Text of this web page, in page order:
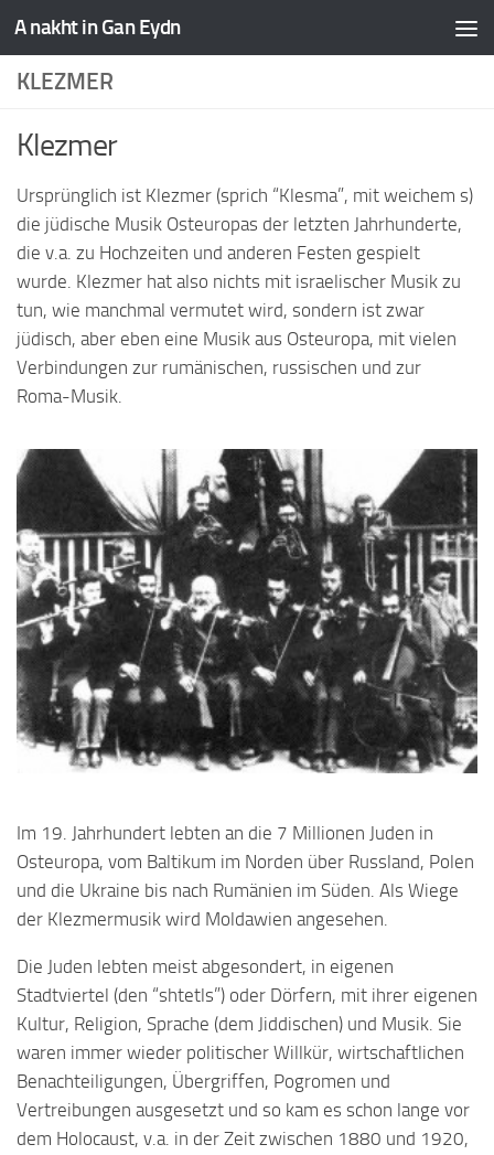
A nakht in Gan Eydn
KLEZMER
Klezmer
Ursprünglich ist Klezmer (sprich “Klesma”, mit weichem s)
die jüdische Musik Osteuropas der letzten Jahrhunderte,
die v.a. zu Hochzeiten und anderen Festen gespielt
wurde. Klezmer hat also nichts mit israelischer Musik zu
tun, wie manchmal vermutet wird, sondern ist zwar
jüdisch, aber eben eine Musik aus Osteuropa, mit vielen
Verbindungen zur rumänischen, russischen und zur
Roma-Musik.
Im 19. Jahrhundert lebten an die 7 Millionen Juden in
Osteuropa, vom Baltikum im Norden über Russland, Polen
und die Ukraine bis nach Rumänien im Süden. Als Wiege
der Klezmermusik wird Moldawien angesehen.
Die Juden lebten meist abgesondert, in eigenen
Stadtviertel (den “shtetls”) oder Dörfern, mit ihrer eigenen
Kultur, Religion, Sprache (dem Jiddischen) und Musik. Sie
waren immer wieder politischer Willkür, wirtschaftlichen
Benachteiligungen, Übergriffen, Pogromen und
Vertreibungen ausgesetzt und so kam es schon lange vor
dem Holocaust, v.a. in der Zeit zwischen 1880 und 1920,